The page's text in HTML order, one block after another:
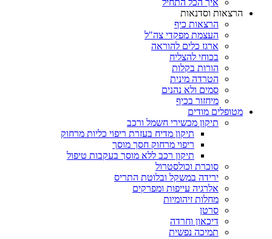
איך הכל התחיל
הרצאות וסדנאות
הרצאות כיף
העצמת מפקדי צה"ל
ארגז כלים להוראה
בכוחי להצליח
הורות בקלות
הטרדה מינית
סמים ולא נהנים
מיחזור בכיף
מטופלים מודים
תיקון מכשירי חשמל ורכב
תיקון מדיח בעזרת ריפוי כליות מרחוק
ריפוי מרחוק חסך מוסך
תיקון רכב ללא מוסך בעקבות טיפול
סוכרת וכולסטרול
ירידה במשקל ובלוטת התריס
אלרגיה עייפות ומפרקים
מחלות זיהומיות
סרטן
דיכאון וחרדה
תמיכה נפשית